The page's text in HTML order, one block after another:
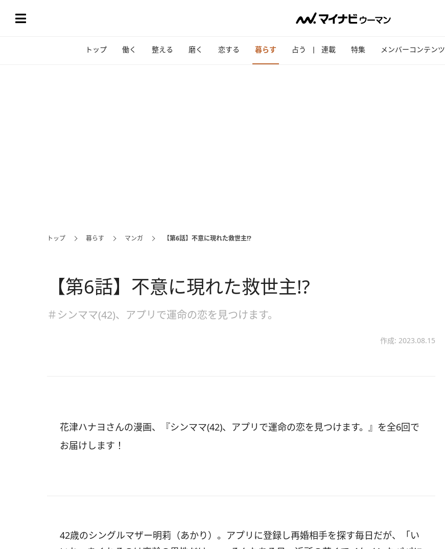
トップ 働く 整える 磨く 恋する 暮らす 占う 連載 特集 メンバーコンテンツ
トップ 暮らす マンガ 【第6話】不意に現れた救世主!?
【第6話】不意に現れた救世主!?
＃シンママ(42)、アプリで運命の恋を見つけます。
作成: 2023.08.15
花津ハナヨさんの漫画、『シンママ(42)、アプリで運命の恋を見つけます。』を全6回で
お届けします！
42歳のシングルマザー明莉（あかり）。アプリに登録し再婚相手を探す毎日だが、「い